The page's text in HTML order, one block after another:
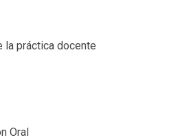
la práctica docente
Oral